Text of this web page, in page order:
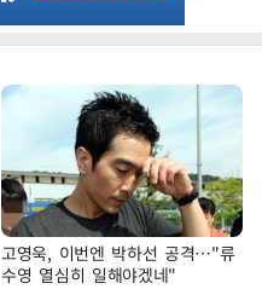
고영욱, 이번엔 박하선 공격…"류
수영 열심히 일해야겠네"